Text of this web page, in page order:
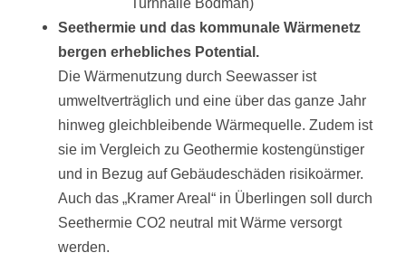
Seethermie und das kommunale Wärmenetz
bergen erhebliches Potential.
Die Wärmenutzung durch Seewasser ist
umweltverträglich und eine über das ganze Jahr
hinweg gleichbleibende Wärmequelle. Zudem ist
sie im Vergleich zu Geothermie kostengünstiger
und in Bezug auf Gebäudeschäden risikoärmer.
Auch das „Kramer Areal“ in Überlingen soll durch
Seethermie CO2 neutral mit Wärme versorgt
werden.